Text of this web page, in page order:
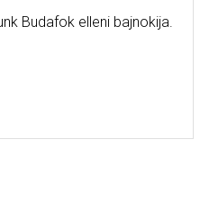
Budafok elleni bajnokija.